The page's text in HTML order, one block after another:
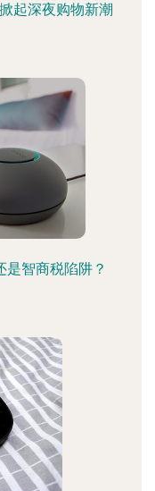
起深夜购物新潮
是智商税陷阱？